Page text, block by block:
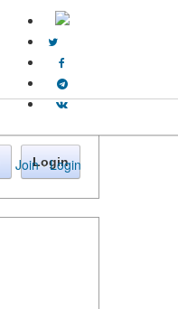
Join · Login
Login